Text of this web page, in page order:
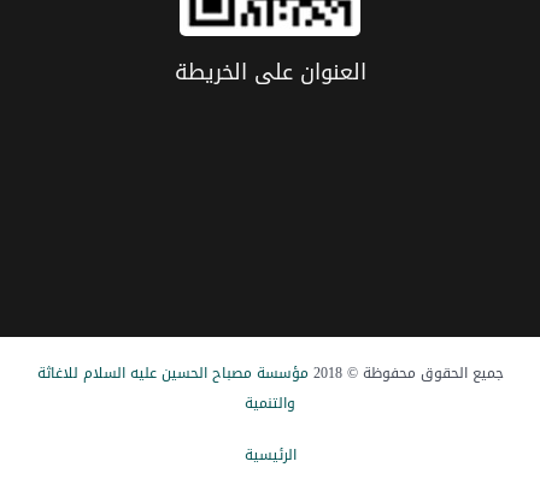
العنوان علی الخریطة
جميع الحقوق محفوظة © 2018
مؤسسة مصباح الحسین علیه السلام للاغاثة
والتنمیة
الرئيسیة